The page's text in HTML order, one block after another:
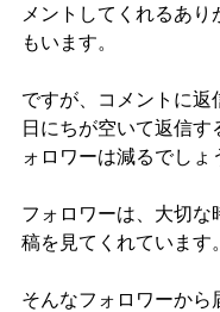
メントしてくれるあり
もいます。
ですが、コメントに返
日にちが空いて返信す
ォロワーは減るでしょ
フォロワーは、大切な
稿を見てくれています。
そんなフォロワーから